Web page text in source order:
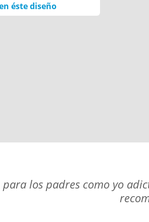
éste diseño
los padres como yo